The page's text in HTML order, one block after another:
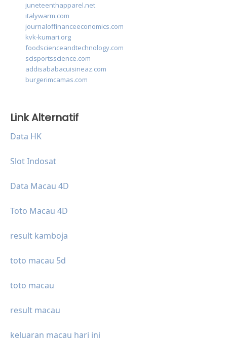
juneteenthapparel.net
italywarm.com
journaloffinanceeconomics.com
kvk-kumari.org
foodscienceandtechnology.com
scisportsscience.com
addisababacuisineaz.com
burgerimcamas.com
Link Alternatif
Data HK
Slot Indosat
Data Macau 4D
Toto Macau 4D
result kamboja
toto macau 5d
toto macau
result macau
keluaran macau hari ini